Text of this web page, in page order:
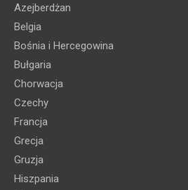
Azejberdżan
Belgia
Bośnia i Hercegowina
Bułgaria
Chorwacja
Czechy
Francja
Grecja
Gruzja
Hiszpania